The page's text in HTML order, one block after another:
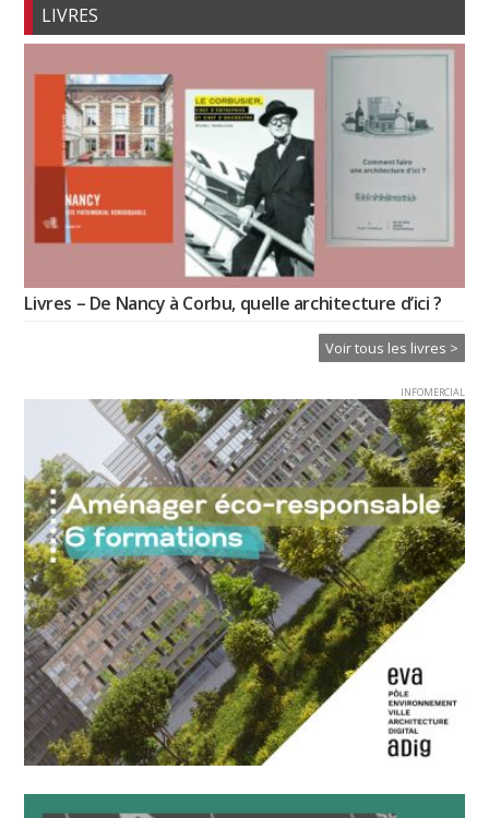
LIVRES
Livres – De Nancy à Corbu, quelle architecture d’ici ?
Voir tous les livres >
INFOMERCIAL